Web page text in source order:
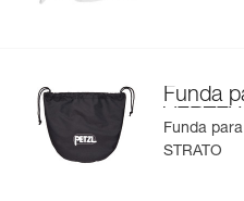
Funda
VERTEX
Funda
STRATO